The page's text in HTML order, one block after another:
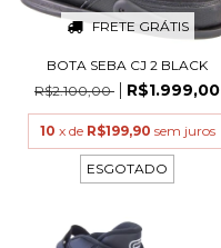
FRETE GRÁTIS
BOTA SEBA CJ 2 BLACK
R$2.100,00
R$1.999,00
10 x de R$199,90 sem juros
ESGOTADO